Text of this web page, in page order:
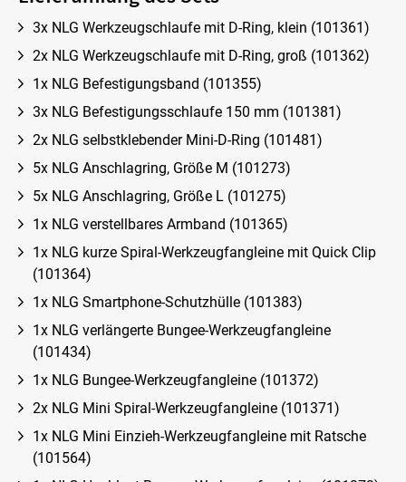
3x NLG Werkzeugschlaufe mit D-Ring, klein (101361)
2x NLG Werkzeugschlaufe mit D-Ring, groß (101362)
1x NLG Befestigungsband (101355)
3x NLG Befestigungsschlaufe 150 mm (101381)
2x NLG selbstklebender Mini-D-Ring (101481)
5x NLG Anschlagring, Größe M (101273)
5x NLG Anschlagring, Größe L (101275)
1x NLG verstellbares Armband (101365)
1x NLG kurze Spiral-Werkzeugfangleine mit Quick Clip
(101364)
1x NLG Smartphone-Schutzhülle (101383)
1x NLG verlängerte Bungee-Werkzeugfangleine
(101434)
1x NLG Bungee-Werkzeugfangleine (101372)
2x NLG Mini Spiral-Werkzeugfangleine (101371)
1x NLG Mini Einzieh-Werkzeugfangleine mit Ratsche
(101564)